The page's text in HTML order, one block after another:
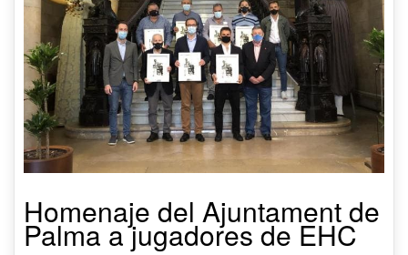
Homenaje del Ajuntament de
Palma a jugadores de EHC